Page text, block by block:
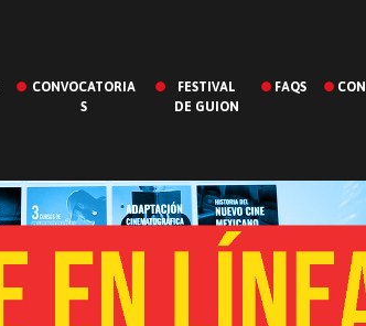
CONVOCATORIA
S
FESTIVAL
DE GUION
FAQS